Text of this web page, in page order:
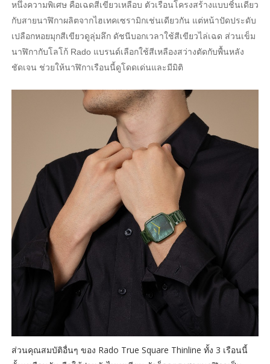
หนึ่งความพิเศษ คือเฉดสีเขียวเหลือบ ตัวเรือนโครงสร้างแบบชิ้นเดียว
กับสายนาฬิกาผลิตจากไฮเทคเซรามิกเช่นเดียวกัน แต่หน้าปัดประดับ
เปลือกหอยมุกสีเขียวดูลุ่มลึก ดัชนีบอกเวลาใช้สีเขียวไล่เฉด ส่วนเข็ม
นาฬิกากับโลโก้ Rado แบรนด์เลือกใช้สีเหลืองสว่างตัดกับพื้นหลัง
ชัดเจน ช่วยให้นาฬิกาเรือนนี้ดูโดดเด่นและมีมิติ
ส่วนคุณสมบัติอื่นๆ ของ Rado True Square Thinline ทั้ง 3 เรือนนี้